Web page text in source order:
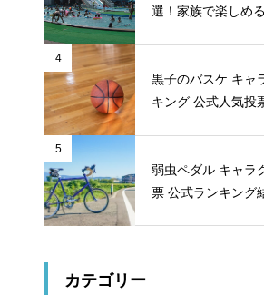
選！家族で楽しめ
4
黒子のバスケ キャ
キング 公式人気投
5
弱虫ペダル キャラ
票 公式ランキング
カテゴリー